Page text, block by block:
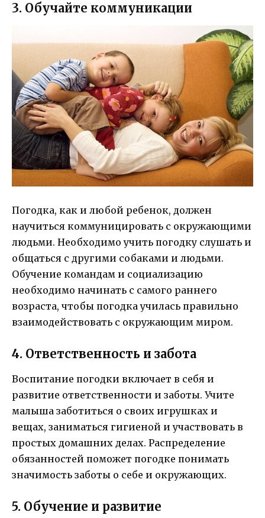
3. Обучайте коммуникации
Погодка, как и любой ребенок, должен
научиться коммуницировать с окружающими
людьми. Необходимо учить погодку слушать и
общаться с другими собаками и людьми.
Обучение командам и социализацию
необходимо начинать с самого раннего
возраста, чтобы погодка училась правильно
взаимодействовать с окружающим миром.
4. Ответственность и забота
Воспитание погодки включает в себя и
развитие ответственности и заботы. Учите
малыша заботиться о своих игрушках и
вещах, заниматься гигиеной и участвовать в
простых домашних делах. Распределение
обязанностей поможет погодке понимать
значимость заботы о себе и окружающих.
5. Обучение и развитие